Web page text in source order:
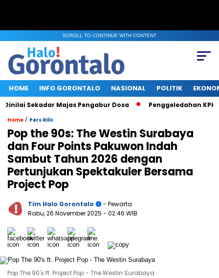
SCROLL TO CONTINUE WITH CONTENT
HOME INFO GORONTALO NASIONAL POLITIK
Sekadar Majas Pengabur Dosa Penggeledahan KPK di
Home / Pers Rilis
Pop the 90s: The Westin Surabaya
dan Four Points Pakuwon Indah
Sambut Tahun 2026 dengan
Pertunjukan Spektakuler Bersama
Project Pop
Tim Halo Gorontalo
- Pewarta
Rabu, 26 November 2025 - 02:46 WIB
Pop The 90's ft. Project Pop - The Westin Surabaya